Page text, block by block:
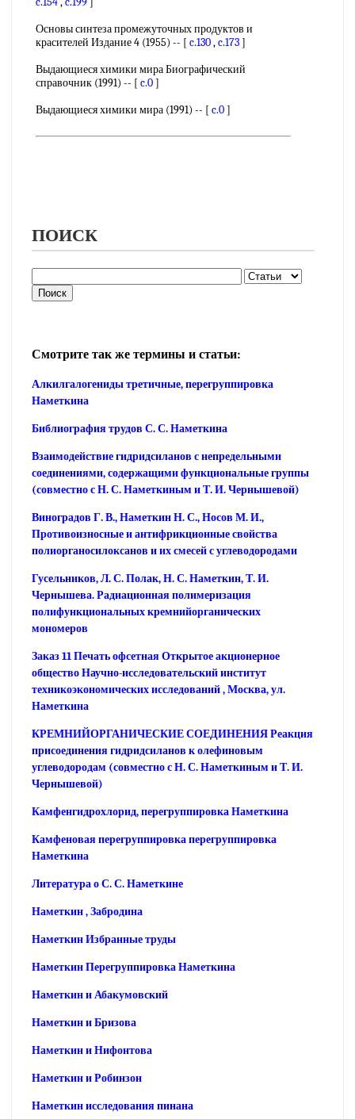
Основы синтеза промежуточных продуктов и
красителей Издание 4 (1955) -- [ c.130,c.173]
Выдающиеся химики мира Биографический
справочник (1991) -- [ c.0]
Выдающиеся химики мира (1991) -- [ c.0]
ПОИСК
Смотрите так же термины и статьи:
Алкилгалогениды третичные, перегруппировка
Наметкина
Библиография трудов С. С. Наметкина
Взаимодействие гидридсиланов с непредельными
соединениями, содержащими функциональные группы
(совместно с Н. С. Наметкиным и Т. И. Чернышевой)
Виноградов Г. В., Наметкин Н. С., Носов М. И.,
Противоизносные и антифрикционные свойства
полиорганосилоксанов и их смесей с углеводородами
Гусельников, Л. С. Полак, Н. С. Наметкин, Т. И.
Чернышева. Радиационная полимеризация
полифункциональных кремнийорганических
мономеров
Заказ 11 Печать офсетная Открытое акционерное
общество Научно-исследовательский институт
техникоэкономических исследований , Москва, ул.
Наметкина
КРЕМНИЙОРГАНИЧЕСКИЕ СОЕДИНЕНИЯ Реакция
присоединения гидридсиланов к олефиновым
углеводородам (совместно с Н. С. Наметкиным и Т. И.
Чернышевой)
Камфенгидрохлорид, перегруппировка Наметкина
Камфеновая перегруппировка перегруппировка
Наметкина
Литература о С. С. Наметкине
Наметкин , Забродина
Наметкин Избранные труды
Наметкин Перегруппировка Наметкина
Наметкин и Абакумовский
Наметкин и Бризова
Наметкин и Нифонтова
Наметкин и Робинзон
Наметкин исследования пинана